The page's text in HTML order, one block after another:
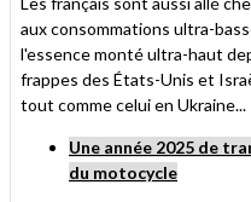
aux consommations ultra-
l'essence monté ultra-haut
frappes des États-Unis et
tout comme celui en Ukraine...
Une année 2025 de
du motocycle